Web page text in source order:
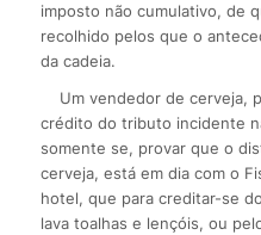
imposto não cumulativo, de
recolhido pelos que o
da cadeia.
Um vendedor de cerveja,
crédito do tributo incidente
somente se, provar que o
cerveja, está em dia com o
hotel, que para creditar-se
lava toalhas e lençóis, ou